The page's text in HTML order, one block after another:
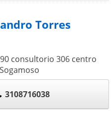
Torres
consultorio 306 centro
Sogamoso
3108716038